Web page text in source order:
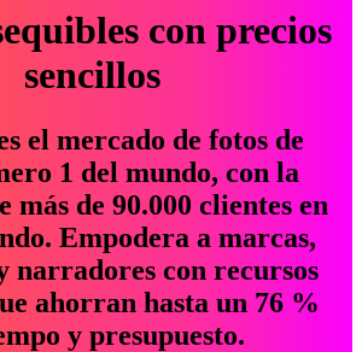
con precios
sencillos
el mercado de fotos de
1 del mundo, con la
más de 90.000 clientes en
Empodera a marcas,
narradores con recursos
ahorran hasta un 76 %
y presupuesto.